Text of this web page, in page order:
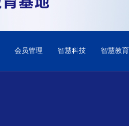
会员管理 智慧科技 智慧教育